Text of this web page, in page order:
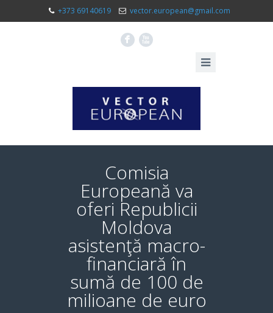
+373 69140619 vector.european@gmail.com
F X
Comisia
Europeană va
oferi Republicii
Moldova
asistenţă macro-
financiară în
sumă de 100 de
milioane de euro